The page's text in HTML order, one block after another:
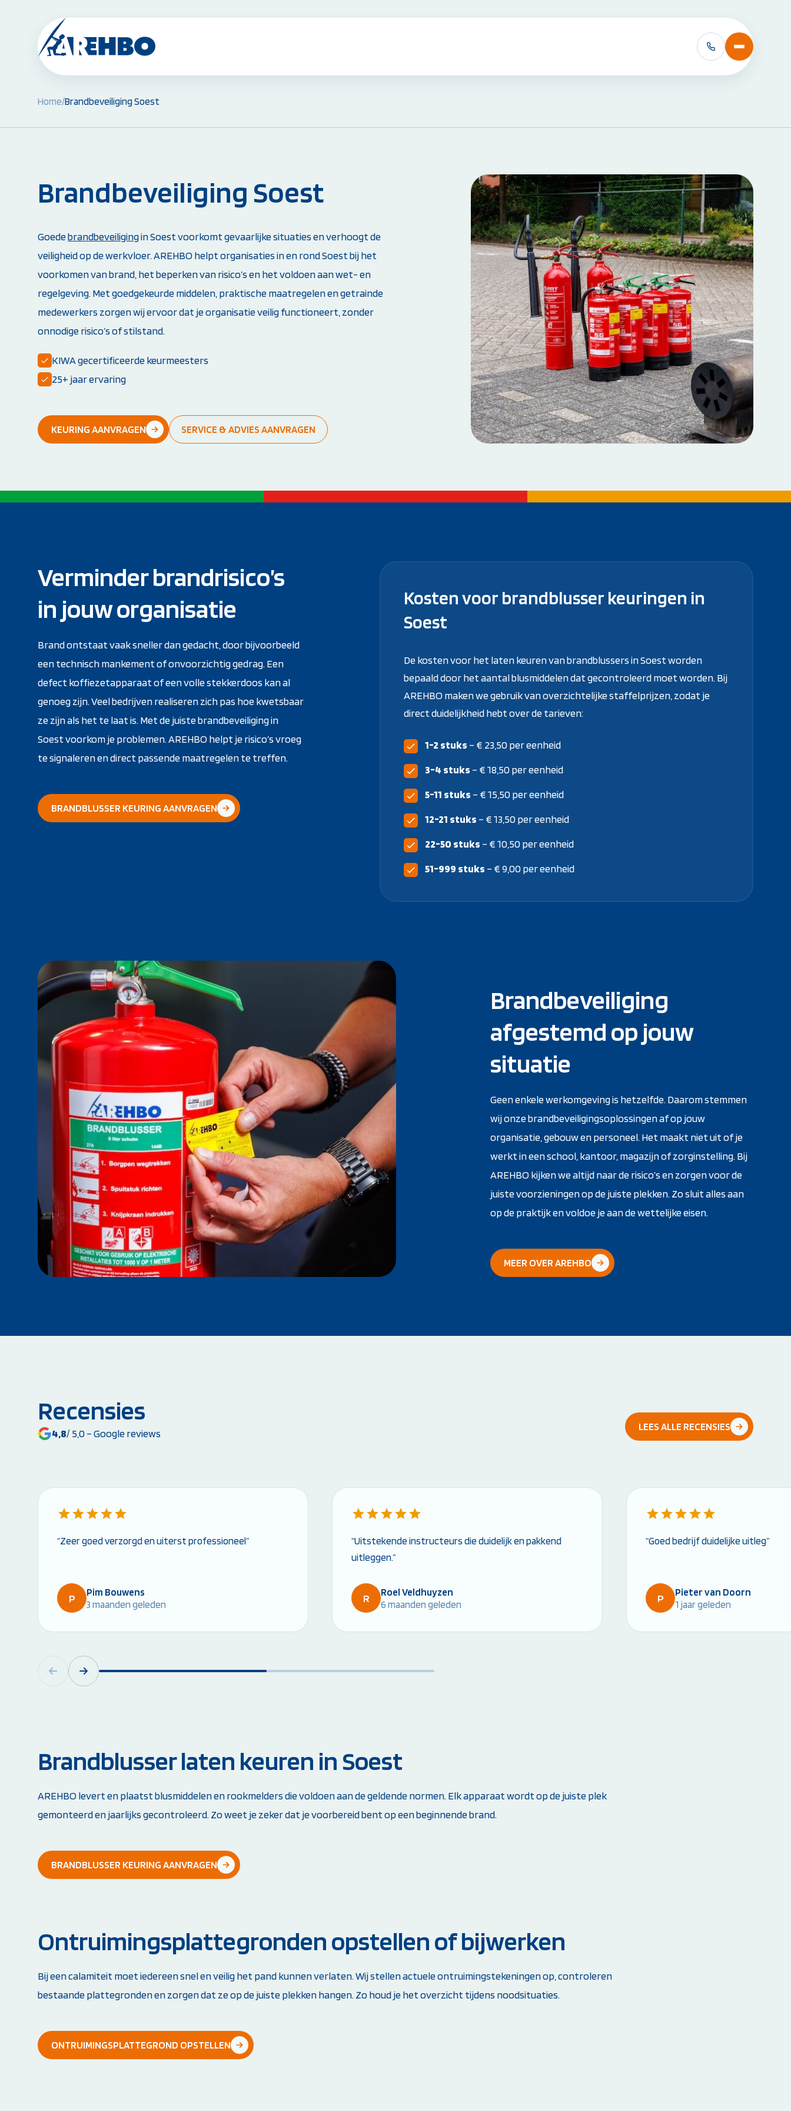
BHV Cursussen & Herhalingen:
BHV Basiscursus
Alle BHV Cursussen bekijken
EHBO Basiscursus
Alle EHBO Cursussen bekijken
VCA Basis
Alle VCA Cursussen bekijken
Opleiding EHBO-instructeur
Opleiding BLS-instructeur (NRR)
Opleiding PBLS-instructeur (NRR)
Herhalingscursus PBLS- en BLS-instructeur
Bekijk alle instructeursopleidingen
Beheerder brandmeld- en
ontruimingsalarminstallatie
Stel je vraag
Home/Brandbeveiliging Soest
Brandbeveiliging Soest
Goedebrandbeveiligingin Soest voorkomt gevaarlijke situaties en verhoogt de
veiligheid op de werkvloer. AREHBO helpt organisaties in en rond Soest bij het
voorkomen van brand, het beperken van risico’s en het voldoen aan wet- en
regelgeving. Met goedgekeurde middelen, praktische maatregelen en getrainde
medewerkers zorgen wij ervoor dat je organisatie veilig functioneert, zonder
onnodige risico’s of stilstand.
KIWA gecertificeerde keurmeesters
25+ jaar ervaring
KEURING AANVRAGEN SERVICE & ADVIES AANVRAGEN
Verminder brandrisico’s
in jouw organisatie
Brand ontstaat vaak sneller dan gedacht, door bijvoorbeeld
een technisch mankement of onvoorzichtig gedrag. Een
defect koffiezetapparaat of een volle stekkerdoos kan al
genoeg zijn. Veel bedrijven realiseren zich pas hoe kwetsbaar
ze zijn als het te laat is. Met de juiste brandbeveiliging in
Soest voorkom je problemen. AREHBO helpt je risico’s vroeg
te signaleren en direct passende maatregelen te treffen.
BRANDBLUSSER KEURING AANVRAGEN
Kosten voor brandblusser keuringen in
Soest
De kosten voor het laten keuren van brandblussers in Soest worden
bepaald door het aantal blusmiddelen dat gecontroleerd moet worden. Bij
AREHBO maken we gebruik van overzichtelijke staffelprijzen, zodat je
direct duidelijkheid hebt over de tarieven:
1-2 stuks – € 23,50 per eenheid
3-4 stuks – € 18,50 per eenheid
5-11 stuks – € 15,50 per eenheid
12-21 stuks – € 13,50 per eenheid
22-50 stuks – € 10,50 per eenheid
51-999 stuks – € 9,00 per eenheid
Brandbeveiliging
afgestemd op jouw
situatie
Geen enkele werkomgeving is hetzelfde. Daarom stemmen
wij onze brandbeveiligingsoplossingen af op jouw
organisatie, gebouw en personeel. Het maakt niet uit of je
werkt in een school, kantoor, magazijn of zorginstelling. Bij
AREHBO kijken we altijd naar de risico’s en zorgen voor de
juiste voorzieningen op de juiste plekken. Zo sluit alles aan
op de praktijk en voldoe je aan de wettelijke eisen.
MEER OVER AREHBO
Recensies
4,8/ 5,0 – Google reviews
LEES ALLE RECENSIES
“Zeer goed verzorgd en uiterst professioneel”
P
Pim Bouwens
3 maanden geleden
“Uitstekende instructeurs die duidelijk en pakkend
uitleggen.”
R
Roel Veldhuyzen
6 maanden geleden
“Goed bedrijf duidelijke uitleg”
P
Pieter van Doorn
1 jaar geleden
Brandblusser laten keuren in Soest
AREHBO levert en plaatst blusmiddelen en rookmelders die voldoen aan de geldende normen. Elk apparaat wordt op de juiste plek
gemonteerd en jaarlijks gecontroleerd. Zo weet je zeker dat je voorbereid bent op een beginnende brand.
BRANDBLUSSER KEURING AANVRAGEN
Ontruimingsplattegronden opstellen of bijwerken
Bij een calamiteit moet iedereen snel en veilig het pand kunnen verlaten. Wij stellen actuele ontruimingstekeningen op, controleren
bestaande plattegronden en zorgen dat ze op de juiste plekken hangen. Zo houd je het overzicht tijdens noodsituaties.
ONTRUIMINGSPLATTEGROND OPSTELLEN